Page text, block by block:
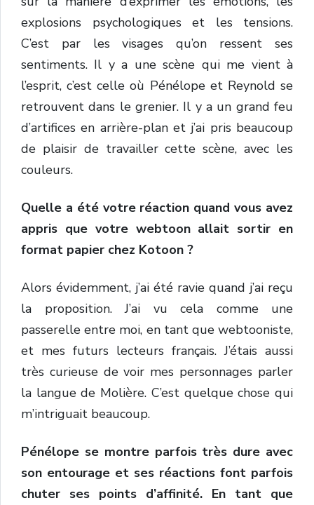
explosions psychologiques et les tensions.
C’est par les visages qu’on ressent ses
sentiments. Il y a une scène qui me vient à
l’esprit, c’est celle où Pénélope et Reynold se
retrouvent dans le grenier. Il y a un grand feu
d’artifices en arrière-plan et j’ai pris beaucoup
de plaisir de travailler cette scène, avec les
couleurs.
Quelle a été votre réaction quand vous avez
appris que votre webtoon allait sortir en
format papier chez Kotoon ?
Alors évidemment, j’ai été ravie quand j’ai reçu
la proposition. J’ai vu cela comme une
passerelle entre moi, en tant que webtooniste,
et mes futurs lecteurs français. J’étais aussi
très curieuse de voir mes personnages parler
la langue de Molière. C’est quelque chose qui
m’intriguait beaucoup.
Pénélope se montre parfois très dure avec
son entourage et ses réactions font parfois
chuter ses points d’affinité. En tant que